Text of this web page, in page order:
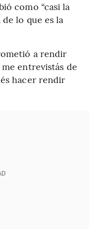
como “casi la
lo que es la
a rendir
entrevistás de
hacer rendir